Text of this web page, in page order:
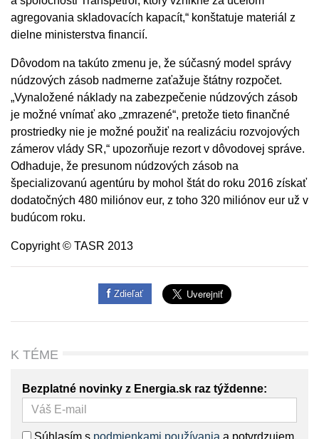
agregovania skladovacích kapacít,“ konštatuje materiál z
dielne ministerstva financií.
Dôvodom na takúto zmenu je, že súčasný model správy
núdzových zásob nadmerne zaťažuje štátny rozpočet.
„Vynaložené náklady na zabezpečenie núdzových zásob
je možné vnímať ako „zmrazené“, pretože tieto finančné
prostriedky nie je možné použiť na realizáciu rozvojových
zámerov vlády SR,“ upozorňuje rezort v dôvodovej správe.
Odhaduje, že presunom núdzových zásob na
špecializovanú agentúru by mohol štát do roku 2016 získať
dodatočných 480 miliónov eur, z toho 320 miliónov eur už v
budúcom roku.
Copyright © TASR 2013
Zdieľať
K TÉME
Bezplatné novinky z Energia.sk raz týždenne:
Súhlasím s podmienkami používania a potvrdzujem,